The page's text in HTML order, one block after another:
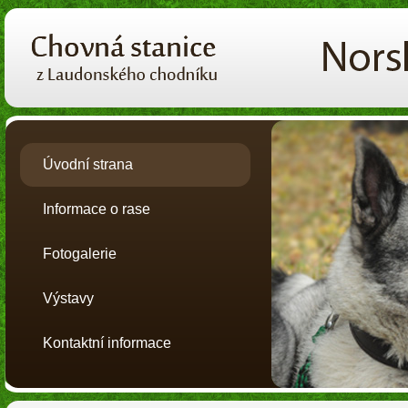
Úvodní strana
Informace o rase
Fotogalerie
Výstavy
Kontaktní informace